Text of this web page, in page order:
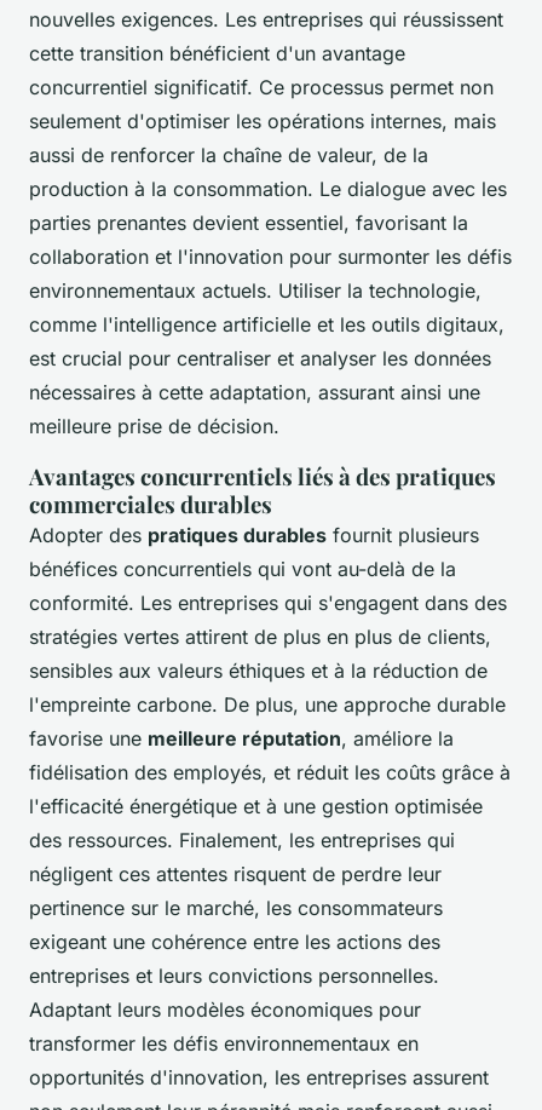
nouvelles exigences. Les entreprises qui réussissent
cette transition bénéficient d'un avantage
concurrentiel significatif. Ce processus permet non
seulement d'optimiser les opérations internes, mais
aussi de renforcer la chaîne de valeur, de la
production à la consommation. Le dialogue avec les
parties prenantes devient essentiel, favorisant la
collaboration et l'innovation pour surmonter les défis
environnementaux actuels. Utiliser la technologie,
comme l'intelligence artificielle et les outils digitaux,
est crucial pour centraliser et analyser les données
nécessaires à cette adaptation, assurant ainsi une
meilleure prise de décision.
Avantages concurrentiels liés à des pratiques
commerciales durables
Adopter des pratiques durables fournit plusieurs
bénéfices concurrentiels qui vont au-delà de la
conformité. Les entreprises qui s'engagent dans des
stratégies vertes attirent de plus en plus de clients,
sensibles aux valeurs éthiques et à la réduction de
l'empreinte carbone. De plus, une approche durable
favorise une meilleure réputation, améliore la
fidélisation des employés, et réduit les coûts grâce à
l'efficacité énergétique et à une gestion optimisée
des ressources. Finalement, les entreprises qui
négligent ces attentes risquent de perdre leur
pertinence sur le marché, les consommateurs
exigeant une cohérence entre les actions des
entreprises et leurs convictions personnelles.
Adaptant leurs modèles économiques pour
transformer les défis environnementaux en
opportunités d'innovation, les entreprises assurent